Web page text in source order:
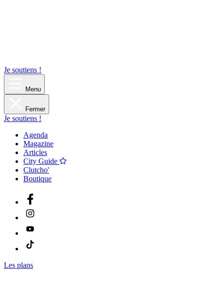
Je soutiens !
Menu
Fermer
Je soutiens !
Agenda
Magazine
Articles
City Guide
Clutcho'
Boutique
Les plans